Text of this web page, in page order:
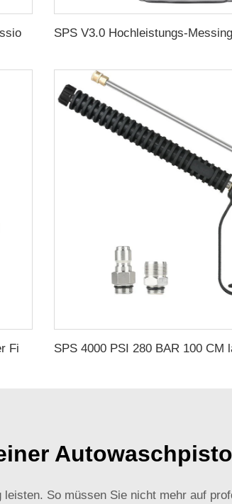
SPS 345bar 500psi Neue Ausführung professionelle Hochdruckreiniger-Sprühpistole, Reinigungspistole mit Verlängerungsstange
So müssen Sie nicht mehr auf